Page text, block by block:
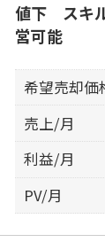
値下 スキ
営可能
希望売却価
売上/月
利益/月
PV/月